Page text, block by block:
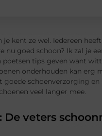
je kent ze wel. Iedereen
nu goed schoon? Ik zal je
poetsen tips geven want
onderhouden kan erg
goede schoenverzorging
veel langer mee.
De veters